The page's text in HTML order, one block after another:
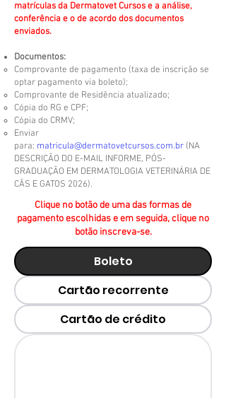
matrículas da Dermatovet Cursos e a análise,
conferência e o de acordo dos documentos
enviados.
Documentos:
Comprovante de pagamento (taxa de inscrição se
optar pagamento via boleto);
Comprovante de Residência atualizado;
Cópia do RG e CPF;
Cópia do CRMV;
Enviar
para: matricula@dermatovetcursos.com.br (NA
DESCRIÇÃO DO E-MAIL INFORME, PÓS-
GRADUAÇÃO EM DERMATOLOGIA VETERINÁRIA DE
CÃS E GATOS 2026).
Clique no botão de uma das formas de
pagamento escolhidas e em seguida, clique no
botão inscreva-se.
Boleto
Cartão recorrente
Cartão de crédito